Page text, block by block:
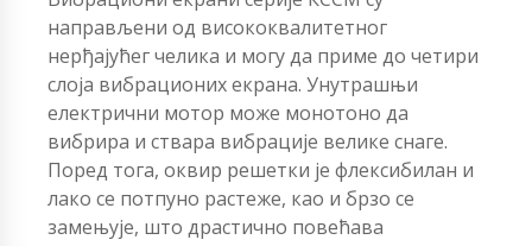
направљени од висококвалитетног
нерђајућег челика и могу да приме до четири
слоја вибрационих екрана. Унутрашњи
електрични мотор може монотоно да
вибрира и ствара вибрације велике снаге.
Поред тога, оквир решетки је флексибилан и
лако се потпуно растеже, као и брзо се
замењује, што драстично повећава